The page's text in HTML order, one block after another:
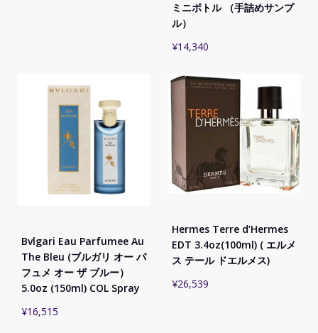
ミニボトル （手詰めサンプ
ル）
¥14,340
Bvlgari Eau Parfumee Au
The Bleu (ブルガリ オー パ
フュメ オー ザ ブルー）
5.0oz (150ml) COL Spray
¥16,515
Hermes Terre d’Hermes
EDT 3.4oz(100ml) ( エルメ
ス テール ドエルメス)
¥26,539